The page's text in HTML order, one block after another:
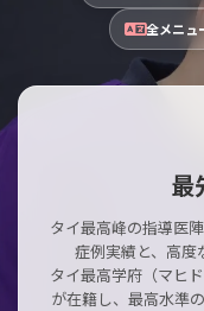
全メニュ
最
タイ最高峰の指導医
症例実績と、高度
タイ最高学府（マヒ
が在籍し、最高水準